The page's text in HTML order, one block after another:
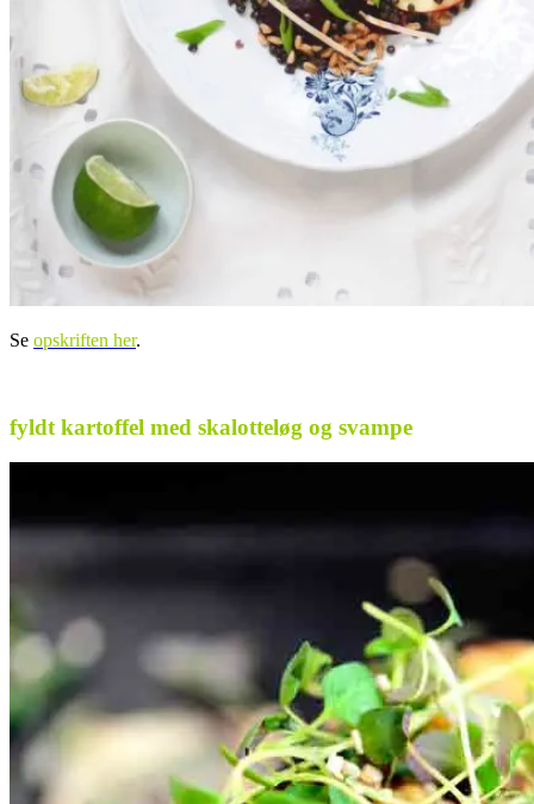
Se opskriften her.
fyldt kartoffel med skalotteløg og svampe